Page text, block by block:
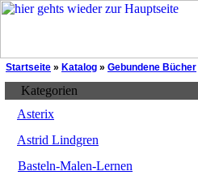
Startseite » Katalog » Gebundene Bücher
Kategorien
Asterix
Astrid Lindgren
Basteln-Malen-Lernen